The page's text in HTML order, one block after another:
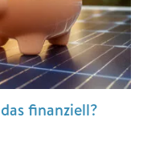
finanziell?